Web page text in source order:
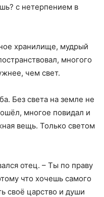
с нетерпением в
хранилище, мудрый
многого
чем свет.
Без света на земле не
многое повидал и
вещь. Только светом
отец. – Ты по праву
что хочешь самого
своё царство и души